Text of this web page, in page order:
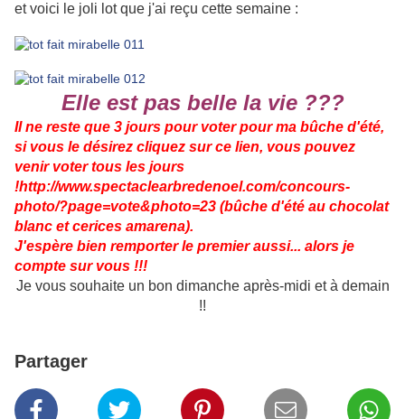
et voici le joli lot que j'ai reçu cette semaine :
Elle est pas belle la vie ???
Il ne reste que 3 jours pour voter pour ma bûche d'été,
si vous le désirez cliquez sur ce lien, vous pouvez
venir voter tous les jours
!http://www.spectaclearbredenoel.com/concours-
photo/?page=vote&photo=23 (bûche d'été au chocolat
blanc et cerices amarena).
J'espère bien remporter le premier aussi... alors je
compte sur vous !!!
Je vous souhaite un bon dimanche après-midi et à demain
!!
Partager